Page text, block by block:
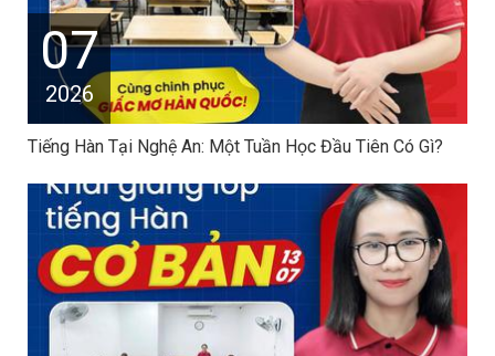
07
2026
Tiếng Hàn Tại Nghệ An: Một Tuần Học Đầu Tiên Có Gì?